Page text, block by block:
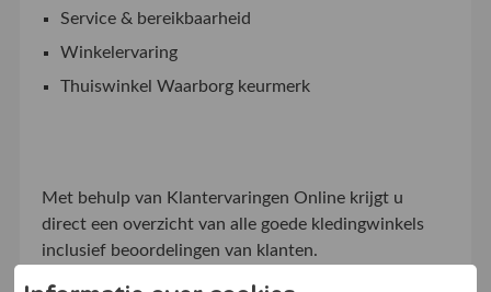
Service & bereikbaarheid
Winkelervaring
Thuiswinkel Waarborg keurmerk
Met behulp van Klantervaringen Online krijgt u
direct een overzicht van alle goede kledingwinkels
inclusief beoordelingen van klanten.